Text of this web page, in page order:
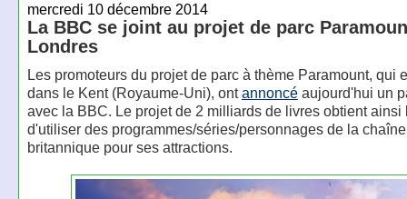
mercredi 10 décembre 2014
La BBC se joint au projet de parc
Londres
Les promoteurs du projet de parc à thème Paramount, qui
dans le Kent (Royaume-Uni), ontannoncéaujourd'hui un
avec la BBC. Le projet de 2 milliards de livres obtient ainsi
d'utiliser des programmes/séries/personnages de la
britannique pour ses attractions.